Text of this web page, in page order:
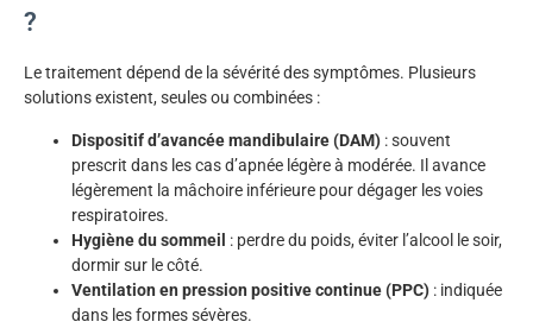
?
Le traitement dépend de la sévérité des symptômes. Plusieurs
solutions existent, seules ou combinées :
Dispositif d’avancée mandibulaire (DAM) : souvent
prescrit dans les cas d’apnée légère à modérée. Il avance
légèrement la mâchoire inférieure pour dégager les voies
respiratoires.
Hygiène du sommeil : perdre du poids, éviter l’alcool le soir,
dormir sur le côté.
Ventilation en pression positive continue (PPC) : indiquée
dans les formes sévères.